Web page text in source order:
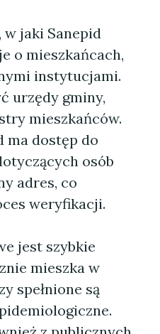
w jaki Sanepid
o mieszkańcach,
instytucjami.
urzędy gminy,
mieszkańców.
ma dostęp do
osób
adres, co
weryfikacji.
jest szybkie
mieszka w
spełnione są